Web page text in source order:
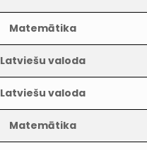
Matemātika
Latviešu valoda
Latviešu valoda
Matemātika